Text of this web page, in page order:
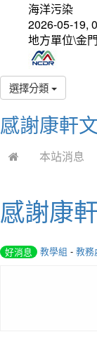
海洋污染
2026-05-19,
地方單位\金
選擇分類
感謝康軒
本站消息
感謝康
好消息 教學組 - 教務